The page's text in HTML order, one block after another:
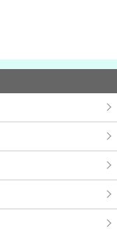
修理をさせて頂きまし
ナインガラスコーティング
電不良修理をさせて頂きま
リー交換をさせて頂きま